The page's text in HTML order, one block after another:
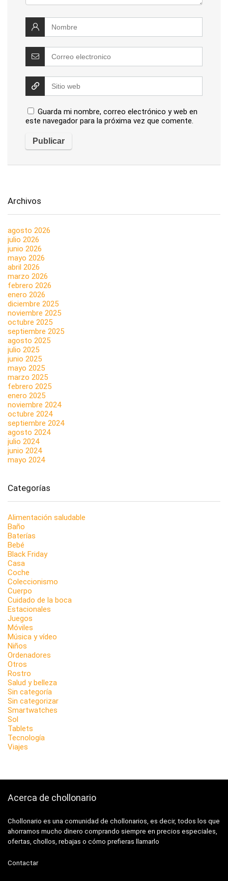
Guarda mi nombre, correo electrónico y web en
este navegador para la próxima vez que comente.
Archivos
agosto 2026
julio 2026
junio 2026
mayo 2026
abril 2026
marzo 2026
febrero 2026
enero 2026
diciembre 2025
noviembre 2025
octubre 2025
septiembre 2025
agosto 2025
julio 2025
junio 2025
mayo 2025
marzo 2025
febrero 2025
enero 2025
noviembre 2024
octubre 2024
septiembre 2024
agosto 2024
julio 2024
junio 2024
mayo 2024
Categorías
Alimentación saludable
Baño
Baterías
Bebé
Black Friday
Casa
Coche
Coleccionismo
Cuerpo
Cuidado de la boca
Estacionales
Juegos
Móviles
Música y vídeo
Niños
Ordenadores
Otros
Rostro
Salud y belleza
Sin categoría
Sin categorizar
Smartwatches
Sol
Tablets
Tecnología
Viajes
Acerca de chollonario
Chollonario es una comunidad de chollonarios, es decir, todos los que
ahorramos mucho dinero comprando siempre en precios especiales,
ofertas, chollos, rebajas o cómo prefieras llamarlo
Contactar